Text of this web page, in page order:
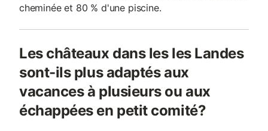
cheminée et 80 % d'une piscine.
Les châteaux dans les les Landes
sont-ils plus adaptés aux
vacances à plusieurs ou aux
échappées en petit comité?